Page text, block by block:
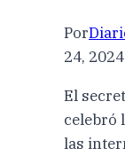
Por
24, 2024
El
celebró
las